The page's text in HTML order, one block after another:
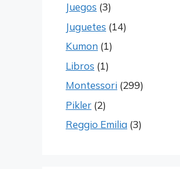
Juegos (3)
Juguetes (14)
Kumon (1)
Libros (1)
Montessori (299)
Pikler (2)
Reggio Emilia (3)